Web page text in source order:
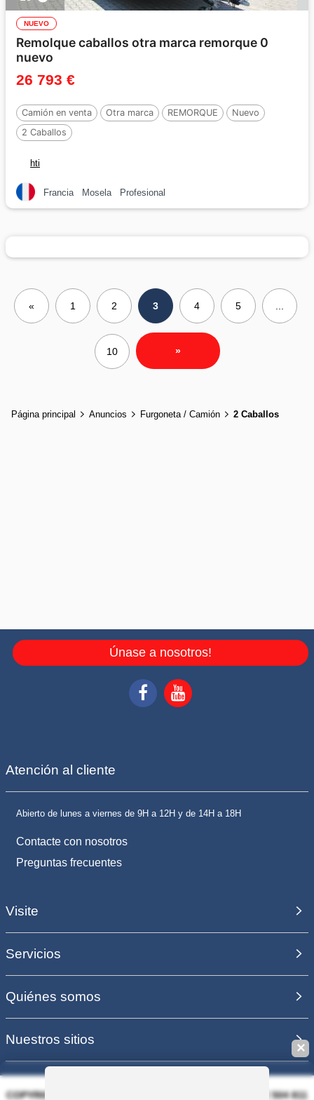
NUEVO
Remolque caballos otra marca remorque 0
nuevo
26 793 €
Camión en venta Otra marca REMORQUE
Nuevo
2 Caballos
hti
Francia Mosela Profesional
« 1 2 3 4 5
10 »
Página principal Anuncios Furgoneta / Camión 2 Caballos
Únase a nosotros!
Atención al cliente
Abierto de lunes a viernes de 9H a 12H y de 14H a 18H
Contacte con nosotros
Preguntas frecuentes
Visite
Servicios
Quiénes somos
Nuestros sitios
COPYRIGHT 2006 - 2025 - EQUIRODI SAS - R.C.S. DOLE 504 811
✕